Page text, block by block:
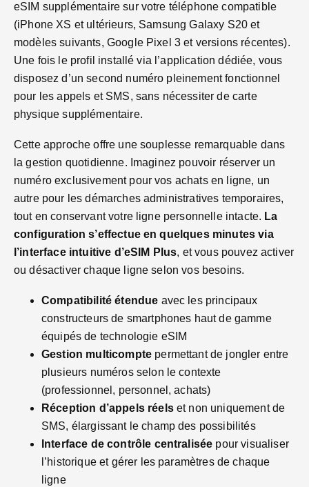
eSIM supplémentaire sur votre téléphone compatible
(iPhone XS et ultérieurs, Samsung Galaxy S20 et
modèles suivants, Google Pixel 3 et versions récentes).
Une fois le profil installé via l’application dédiée, vous
disposez d’un second numéro pleinement fonctionnel
pour les appels et SMS, sans nécessiter de carte
physique supplémentaire.
Cette approche offre une souplesse remarquable dans
la gestion quotidienne. Imaginez pouvoir réserver un
numéro exclusivement pour vos achats en ligne, un
autre pour les démarches administratives temporaires,
tout en conservant votre ligne personnelle intacte. La
configuration s’effectue en quelques minutes via
l’interface intuitive d’eSIM Plus, et vous pouvez activer
ou désactiver chaque ligne selon vos besoins.
Compatibilité étendue avec les principaux
constructeurs de smartphones haut de gamme
équipés de technologie eSIM
Gestion multicompte permettant de jongler entre
plusieurs numéros selon le contexte
(professionnel, personnel, achats)
Réception d’appels réelset non uniquement de
SMS, élargissant le champ des possibilités
Interface de contrôle centralisée pour visualiser
l’historique et gérer les paramètres de chaque
ligne